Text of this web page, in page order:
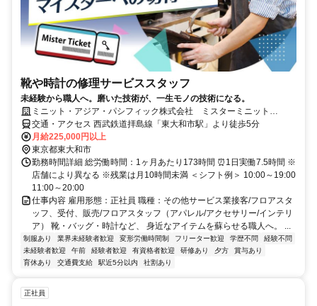
靴や時計の修理サービススタッフ
未経験から職人へ。磨いた技術が、一生モノの技術になる。
ミニット・アジア・パシフィック株式会社 ミスターミニット
LICOPA東大和店
交通・アクセス 西武鉄道拝島線「東大和市駅」より徒歩5分
月給225,000円以上
東京都東大和市
勤務時間詳細 総労働時間：1ヶ月あたり173時間 ⏰1日実働7.5時間 ※
店舗により異なる ※残業は月10時間未満 ＜シフト例＞ 10:00～19:00
11:00～20:00
仕事内容 雇用形態：正社員 職種：その他サービス業接客/フロアスタ
ッフ、受付、販売/フロアスタッフ（アパレル/アクセサリー/インテリ
ア） 靴・バッグ・時計など、 身近なアイテムを蘇らせる職人へ。 ...
制服あり 業界未経験者歓迎 変形労働時間制 フリーター歓迎 学歴不問
経験不問
未経験者歓迎
午前 経験者歓迎 有資格者歓迎 研修あり 夕方
賞与あり
育休あり
交通費支給 駅近5分以内 社割あり
正社員